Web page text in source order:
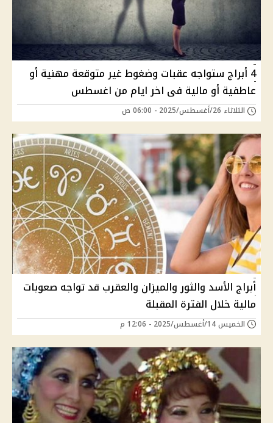
4 أبراج ستواجه عقبات وضغوط غير متوقعة مهنية أو
عاطفية أو مالية فى اخر ايام من اغسطس
الثلاثاء 26/أغسطس/2025 - 06:00 ص
أبراج الأسد والثور والميزان والعقرب قد تواجه صعوبات
مالية خلال الفترة المقبلة
الخميس 14/أغسطس/2025 - 12:06 م